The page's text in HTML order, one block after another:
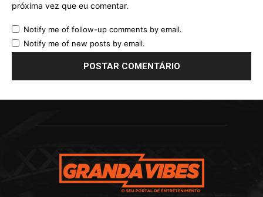
próxima vez que eu comentar.
Notify me of follow-up comments by email.
Notify me of new posts by email.